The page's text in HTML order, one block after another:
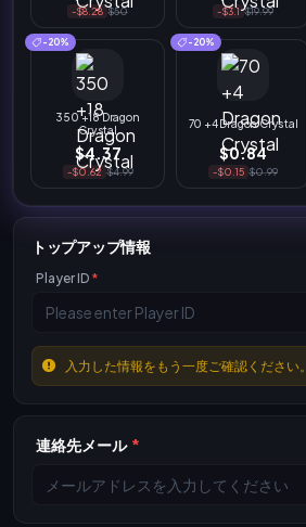
-$8.28 $50 -$3.1 $19.99
-20%
350 +18 Dragon
Crystal
$4.37
-$0.62 $4.99
-20%
70 +4 Dragon Crystal
$0.84
-$0.15 $0.99
トップアップ情報
Player ID *
入力した情報をもう一度ご確認ください。
連絡先メール *